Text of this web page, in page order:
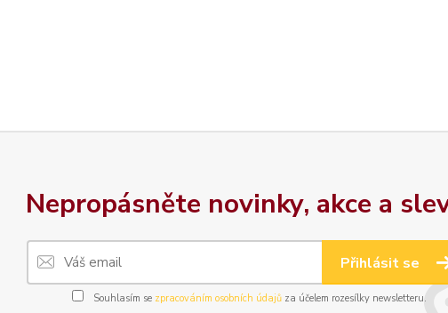
Nepropásněte novinky, akce a
Přihlásit se
Souhlasím se zpracováním osobních údajůza účelem rozesílky newsletteru.